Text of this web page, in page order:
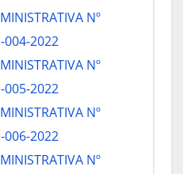
Nº
004-2022
Nº
005-2022
Nº
006-2022
Nº